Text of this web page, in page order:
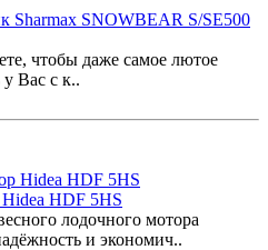
Sharmax SNOWBEAR S/SE500
чтобы даже самое лютое
у Вас с к..
HDF 5HS
лодочного мотора
и экономич..